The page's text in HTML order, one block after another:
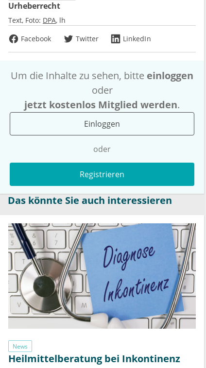
Urheberrecht
Text, Foto: DPA lh
Facebook
Twitter LinkedIn
Um die Inhalte zu sehen, bitte einloggen
oder
jetzt kostenlos Mitglied werden.
Einloggen
oder
Registrieren
Das könnte Sie auch interessieren
News
Heilmittelberatung bei Inkontinenz